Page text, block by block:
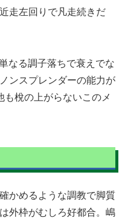
走左回りで凡走続きだ
なる調子落ちで衰えでな
ンスプレンダーの能力が
も梲の上がらないこのメ
かめるような調教で脚質
外枠がむしろ好都合。嶋